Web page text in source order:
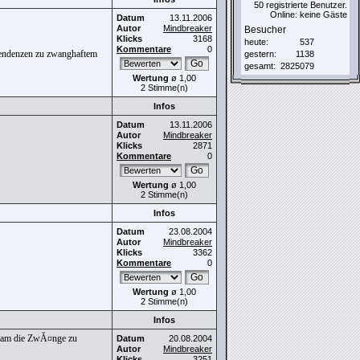
zu zwanghaftem
Datum
13.11.2006
Autor
Mindbreaker
Klicks
3168
Kommentare
0
Wertung ø 1,00
2 Stimme(n)
Infos
Datum
13.11.2006
Autor
Mindbreaker
Klicks
2871
Kommentare
0
Wertung ø 1,00
2 Stimme(n)
Infos
Datum
23.08.2004
Autor
Mindbreaker
Klicks
3362
Kommentare
0
Wertung ø 1,00
2 Stimme(n)
Infos
die ZwĂ¤nge zu Datum
20.08.2004
Autor
Mindbreaker
50 registrierte Benutzer.
Online: keine Gäste
Besucher
heute:
537
gestern:
1138
gesamt: 2825079